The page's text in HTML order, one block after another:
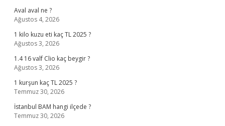
Aval aval ne ?
Ağustos 4, 2026
1 kilo kuzu eti kaç TL 2025 ?
Ağustos 3, 2026
1.4 16 valf Clio kaç beygir ?
Ağustos 3, 2026
1 kurşun kaç TL 2025 ?
Temmuz 30, 2026
İstanbul BAM hangi ilçede ?
Temmuz 30, 2026